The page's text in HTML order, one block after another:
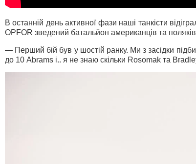
В останній день активної фази наші танкісти
OPFOR зведений батальйон американців та
— Перший бій був у шостій ранку. Ми з засідки
до 10 Abrams і.. я не знаю скільки Rosomak та